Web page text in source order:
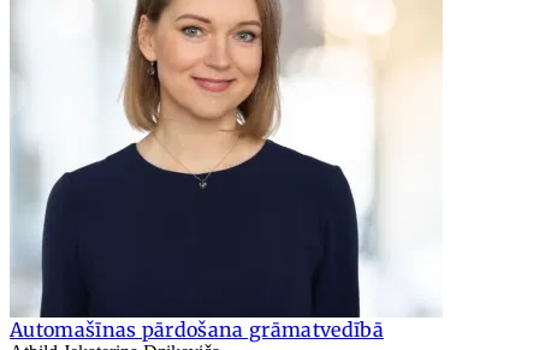
Automašīnas pārdošana grāmatvedībā